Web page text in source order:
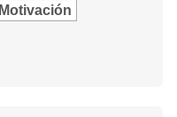
Motivación